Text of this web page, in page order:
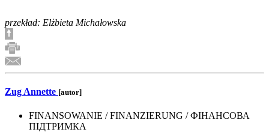
przekład: Elżbieta Michałowska
Zug Annette [autor]
FINANSOWANIE / FINANZIERUNG / ФІНАНСОВА
ПІДТРИМКА